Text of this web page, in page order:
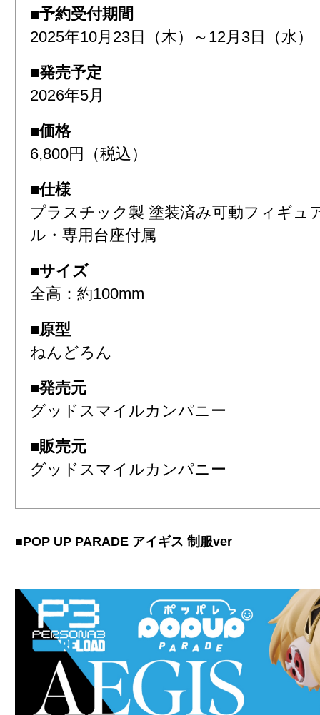
■予約受付期間
2025年10月23日（木）～12月3日（水）
■発売予定
2026年5月
■価格
6,800円（税込）
■仕様
プラスチック製 塗装済み可動フィギュ
ル・専用台座付属
■サイズ
全高：約100mm
■原型
ねんどろん
■発売元
グッドスマイルカンパニー
■販売元
グッドスマイルカンパニー
■POP UP PARADE アイギス 制服ver